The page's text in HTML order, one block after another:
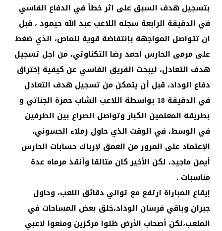
بتسجيل هدف السبق على اثر خطأ في الدفاع الفاسي
في الدقيقة الرابعة سجله اللاعب عبد الله حيمود ، قبل
ان تتواصل المواجهة بإنتفاضة قوية للماص، الذي ضغط
على مرمى الحارس احمد رضا التكناوتي، من اجل تسجيل
هدف التعادل، ليبحث الفريق الفاسي عن كيفية إختراق
دفاع الوداد، قبل أن يتمكن من تسجيل هدف التعادل
في الدقيقة 18 بواسطة اللاعب الشاب حمزة الجناتي و
بطريقة المعلمين الكبار وتواصل الصراع بين الطرفين
في الوسط، في الوقت الذي حاول زملاء الحسوني،
الإعتماد على المرور من العمق لإرباك حسابات الحارس
أيمن ماجيد، لكن الأخير كان متالقا وأنقذ مرماه عدة
مناسبات .
إيقاع المباراة ارتفع مع توالي دقائق اللعب، وحاول
جبران وباقي فرسان الوداد،خلق بعض المساحات في
الملعب،لكن أصحاب الأرض ظلوا مركزين ومنعوا لاعبي